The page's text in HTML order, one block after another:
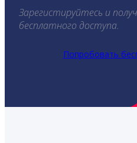
Зарегистируйтесь и
бесплатного доступа.
Попробовать